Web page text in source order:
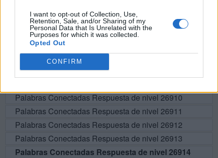
I want to opt-out of Collection, Use,
Retention, Sale, and/or Sharing of my
Personal Data that Is Unrelated with the
Purposes for which it was collected.
Opted Out
CONFIRM
BUSCAR MÁS
RESPUESTAS
Por favor seleccione los niveles:
Palabras Conectadas Respuesta de nivel 26910
Palabras Conectadas Respuesta de nivel 26911
Palabras Conectadas Respuesta de nivel 26912
Palabras Conectadas Respuesta de nivel 26913
Palabras Conectadas Respuesta de nivel 26914